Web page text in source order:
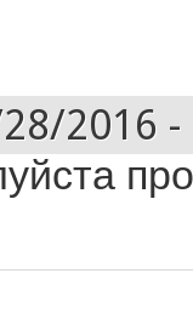
2016 -